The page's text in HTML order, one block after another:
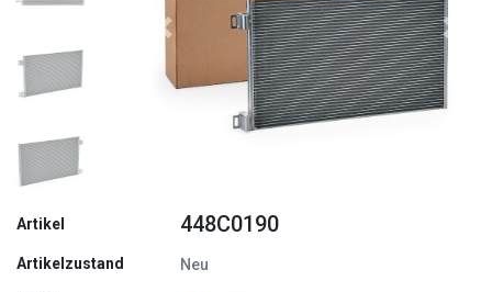
Zurück
Artikel 448C0190
Artikelzustand Neu